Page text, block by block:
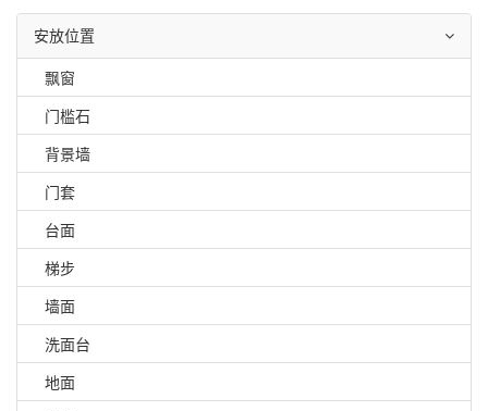
安放位置
飘窗
门槛石
背景墙
门套
台面
梯步
墙面
洗面台
地面